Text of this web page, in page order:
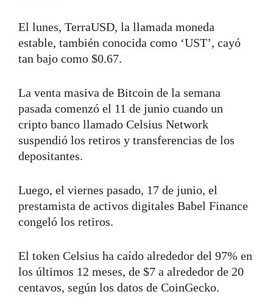
El lunes, TerraUSD, la llamada moneda
estable, también conocida como ‘UST’, cayó
tan bajo como $0.67.
La venta masiva de Bitcoin de la semana
pasada comenzó el 11 de junio cuando un
cripto banco llamado Celsius Network
suspendió los retiros y transferencias de los
depositantes.
Luego, el viernes pasado, 17 de junio, el
prestamista de activos digitales Babel Finance
congeló los retiros.
El token Celsius ha caído alrededor del 97% en
los últimos 12 meses, de $7 a alrededor de 20
centavos, según los datos de CoinGecko.